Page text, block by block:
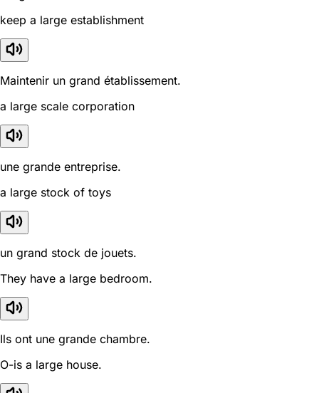
keep a large establishment
Maintenir un grand établissement.
a large scale corporation
une grande entreprise.
a large stock of toys
un grand stock de jouets.
They have a large bedroom.
Ils ont une grande chambre.
O-is a large house.